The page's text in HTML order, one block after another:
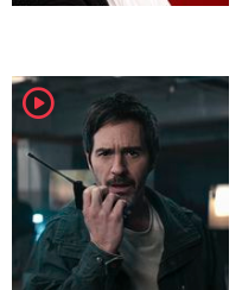
player2